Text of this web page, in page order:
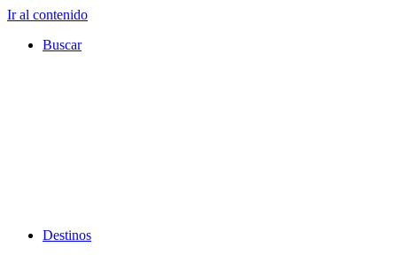
Ir al contenido
Buscar
Destinos